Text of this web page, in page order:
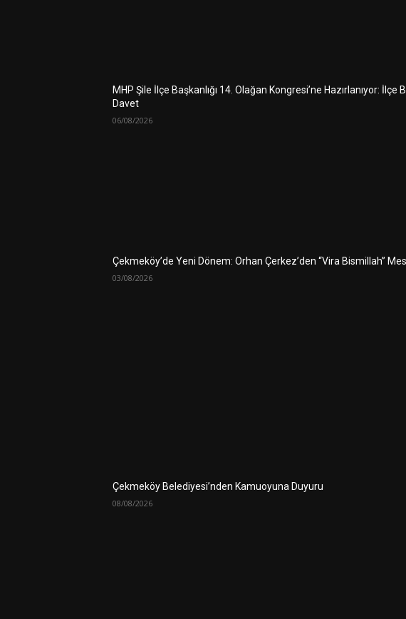
MHP Şile İlçe Başkanlığı 14. Olağan Kongresi’ne Hazırlanıyor: İlçe
Davet
06/08/2026
Çekmeköy’de Yeni Dönem: Orhan Çerkez’den “Vira Bismillah”
03/08/2026
Çekmeköy Belediyesi’nden Kamuoyuna Duyuru
08/08/2026